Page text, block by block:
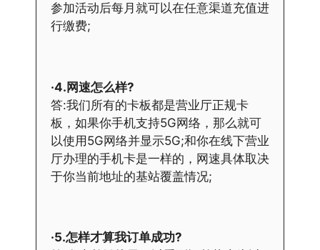
参加活动后每月就可以在任意渠道充值进
行缴费;
·4.网速怎么样?
答:我们所有的卡板都是营业厅正规卡
板，如果你手机支持5G网络，那么就可
以使用5G网络并显示5G;和你在线下营业
厅办理的手机卡是一样的，网速具体取决
于你当前地址的基站覆盖情况;
·5.怎样才算我订单成功?